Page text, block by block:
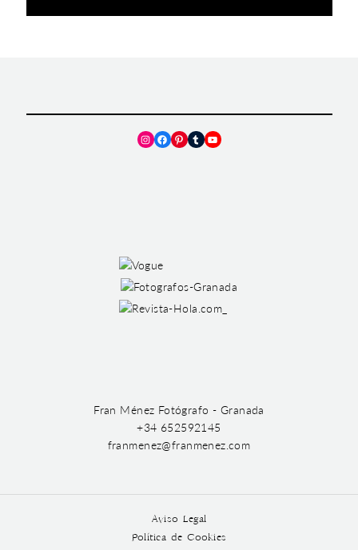
Instagram
Facebook
Pinterest
TumblrYouTube
Fran Ménez Fotógrafo - Granada
+34 652592145
franmenez@franmenez.com
Aviso Legal
Política de Cookies